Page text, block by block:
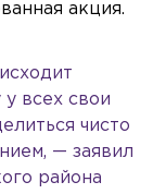
акция.
всех свои
чисто
— заявил
района